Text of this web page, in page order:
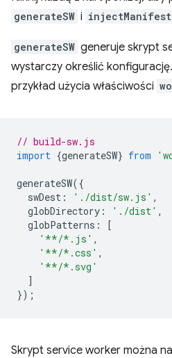
generateSW i injectManifest
generateSW generuje skrypt
wystarczy określić
przykład użycia właściwości
// build-sw.js
import {generateSW} from
generateSW({
swDest : './dist/sw.js' ,
globDirectory : './dist' ,
globPatterns :
[
'**/*.js' ,
'**/*.css' ,
'**/*.svg'
]
});
Skrypt service worker można